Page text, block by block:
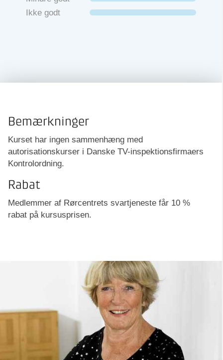
Ikke godt
Bemærkninger
Kurset har ingen sammenhæng med
autorisationskurser i Danske TV-inspektionsfirmaers
Kontrolordning.
Rabat
Medlemmer af Rørcentrets svartjeneste får 10 %
rabat på kursusprisen.